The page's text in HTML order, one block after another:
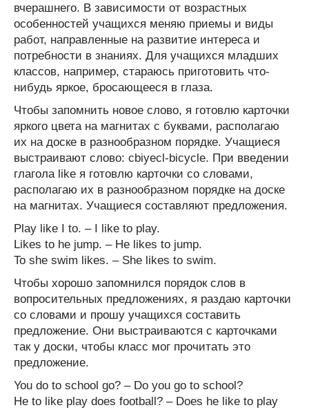
вчерашнего. В зависимости от возрастных
особенностей учащихся меняю приемы и виды
работ, направленные на развитие интереса и
потребности в знаниях. Для учащихся младших
классов, например, стараюсь приготовить что-
нибудь яркое, бросающееся в глаза.
Чтобы запомнить новое слово, я готовлю карточки
яркого цвета на магнитах с буквами, располагаю
их на доске в разнообразном порядке. Учащиеся
выстраивают слово: cbiyecl-bicycle. При введении
глагола like я готовлю карточки со словами,
располагаю их в разнообразном порядке на доске
на магнитах. Учащиеся составляют предложения.
Play like I to. – I like to play.
Likes to he jump. – He likes to jump.
To she swim likes. – She likes to swim.
Чтобы хорошо запомнился порядок слов в
вопросительных предложениях, я раздаю карточки
со словами и прошу учащихся составить
предложение. Они выстраиваются с карточками
так у доски, чтобы класс мог прочитать это
предложение.
You do to school go? – Do you go to school?
He to like play does football? – Does he like to play